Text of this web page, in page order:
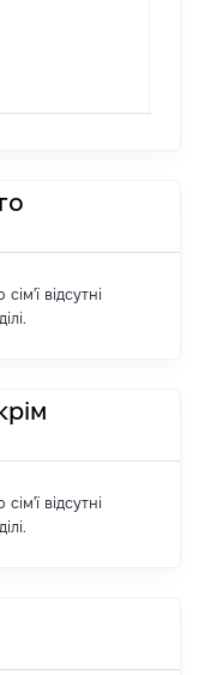
відсутні
відсутні